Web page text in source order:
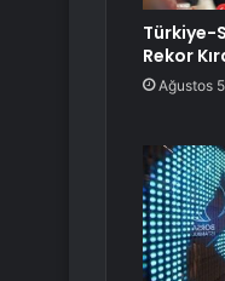
Türkiye-
Rekor
Ağustos